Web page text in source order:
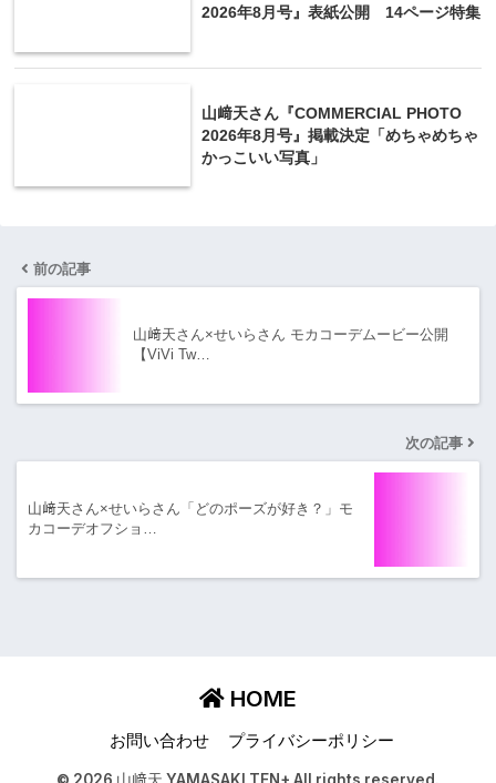
2026年8月号』表紙公開 14ページ特集
山﨑天さん『COMMERCIAL PHOTO
2026年8月号』掲載決定「めちゃめちゃ
かっこいい写真」
前の記事
山﨑天さん×せいらさん モカコーデムービー公開
【ViVi Tw…
次の記事
山﨑天さん×せいらさん「どのポーズが好き？」モ
カコーデオフショ…
HOME
お問い合わせ プライバシーポリシー